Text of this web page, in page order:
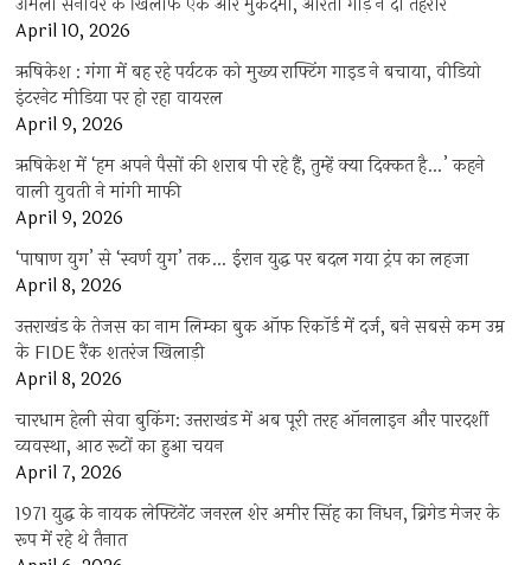
उर्मिला सनावर के खिलाफ एक और मुकदमा, आरती गौड़ ने दी तहरीर
April 10, 2026
ऋषिकेश : गंगा में बह रहे पर्यटक को मुख्य राफ्टिंग गाइड ने बचाया, वीडियो
इंटरनेट मीडिया पर हो रहा वायरल
April 9, 2026
ऋषिकेश में ‘हम अपने पैसों की शराब पी रहे हैं, तुम्हें क्या दिक्कत है…’ कहने
वाली युवती ने मांगी माफी
April 9, 2026
‘पाषाण युग’ से ‘स्वर्ण युग’ तक… ईरान युद्ध पर बदल गया ट्रंप का लहजा
April 8, 2026
उत्तराखंड के तेजस का नाम लिम्का बुक ऑफ रिकॉर्ड में दर्ज, बने सबसे कम उम्र
के FIDE रैंक शतरंज खिलाड़ी
April 8, 2026
चारधाम हेली सेवा बुकिंग: उत्तराखंड में अब पूरी तरह ऑनलाइन और पारदर्शी
व्यवस्था, आठ रूटों का हुआ चयन
April 7, 2026
1971 युद्ध के नायक लेफ्टिनेंट जनरल शेर अमीर सिंह का निधन, ब्रिगेड मेजर के
रूप में रहे थे तैनात